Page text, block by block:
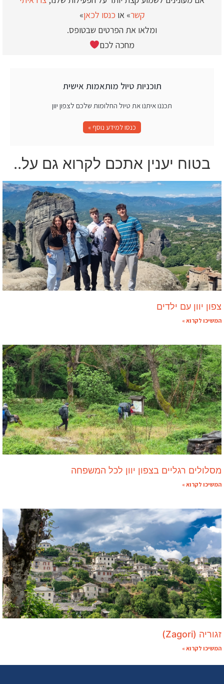
קשר» או כנסו לכאן»
ומלאו את הפרטים שבטופס.
מחכה לכם
תוכניות טיול מותאמות אישית
תכננו איתנו את טיול החלומות שלכם לצפון יוון
כנסו למידע נוסף »
בטוח יענין אתכם לקרוא גם על..
צפון יוון עם ילדים
המשיכו לקרוא »
מסלולים רגליים בצפון יוון לכל המשפחה
המשיכו לקרוא »
זגוריה (Zagori)
המשיכו לקרוא »